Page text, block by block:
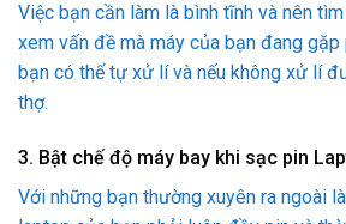
Việc bạn cần làm là bình tĩnh và nên
xem vấn đề mà máy của bạn đang gặp
bạn có thể tự xử lí và nếu không xử lí
thợ.
3. Bật chế độ máy bay khi sạc pin
Với những bạn thường xuyên ra ngoài